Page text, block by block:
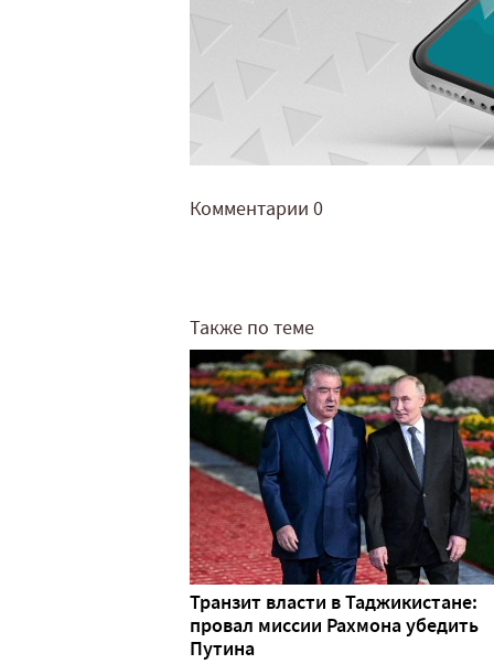
Комментарии 0
Также по теме
Транзит власти в Таджикистане:
провал миссии Рахмона убедить
Путина